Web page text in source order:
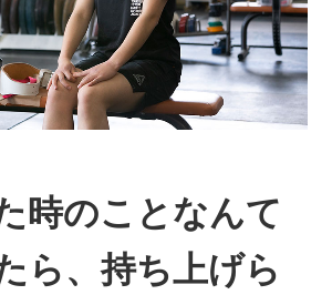
時のことなんて
ら、持ち上げら